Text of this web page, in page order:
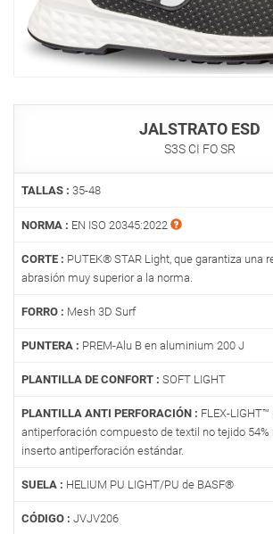
JALSTRATO ESD
S3S CI FO SR
TALLAS : 35-48
NORMA : EN ISO 20345:2022
CORTE : PUTEK® STAR Light, que garantiza una
abrasión muy superior a la norma.
FORRO : Mesh 3D Surf
PUNTERA : PREM-Alu B en aluminium 200 J
PLANTILLA DE CONFORT : SOFT LIGHT
PLANTILLA ANTI PERFORACIÓN : FLEX-
antiperforación compuesto de textil no tejido
inserto antiperforación estándar.
SUELA : HELIUM PU LIGHT/PU de BASF®
CÓDIGO : JVJV206